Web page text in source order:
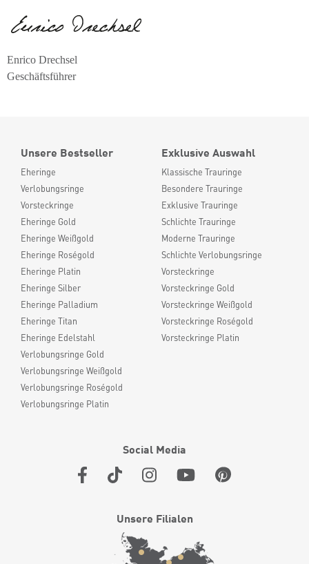
Enrico Drechsel
Geschäftsführer
Unsere Bestseller
Eheringe
Verlobungsringe
Vorsteckringe
Eheringe Gold
Eheringe Weißgold
Eheringe Roségold
Eheringe Platin
Eheringe Silber
Eheringe Palladium
Eheringe Titan
Eheringe Edelstahl
Verlobungsringe Gold
Verlobungsringe Weißgold
Verlobungsringe Roségold
Verlobungsringe Platin
Exklusive Auswahl
Klassische Trauringe
Besondere Trauringe
Exklusive Trauringe
Schlichte Trauringe
Moderne Trauringe
Schlichte Verlobungsringe
Vorsteckringe
Vorsteckringe Gold
Vorsteckringe Weißgold
Vorsteckringe Roségold
Vorsteckringe Platin
Social Media
Unsere Filialen